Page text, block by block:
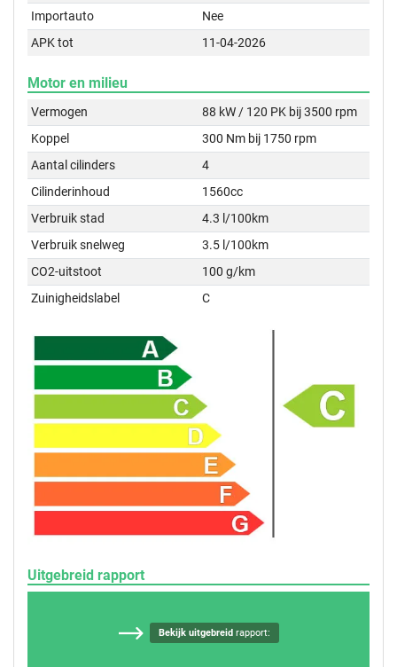
Importauto
Nee
APK tot
11-04-2026
Motor en milieu
Vermogen
88 kW / 120 PK bij 3500 rpm
Koppel
300 Nm bij 1750 rpm
Aantal cilinders
4
Cilinderinhoud
1560cc
Verbruik stad
4.3 l/100km
Verbruik snelweg
3.5 l/100km
CO2-uitstoot
100 g/km
Zuinigheidslabel
C
Uitgebreid rapport
Bekijk uitgebreidrapport: